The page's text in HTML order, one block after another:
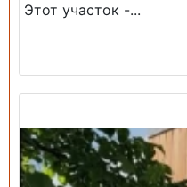
Этот участок -...